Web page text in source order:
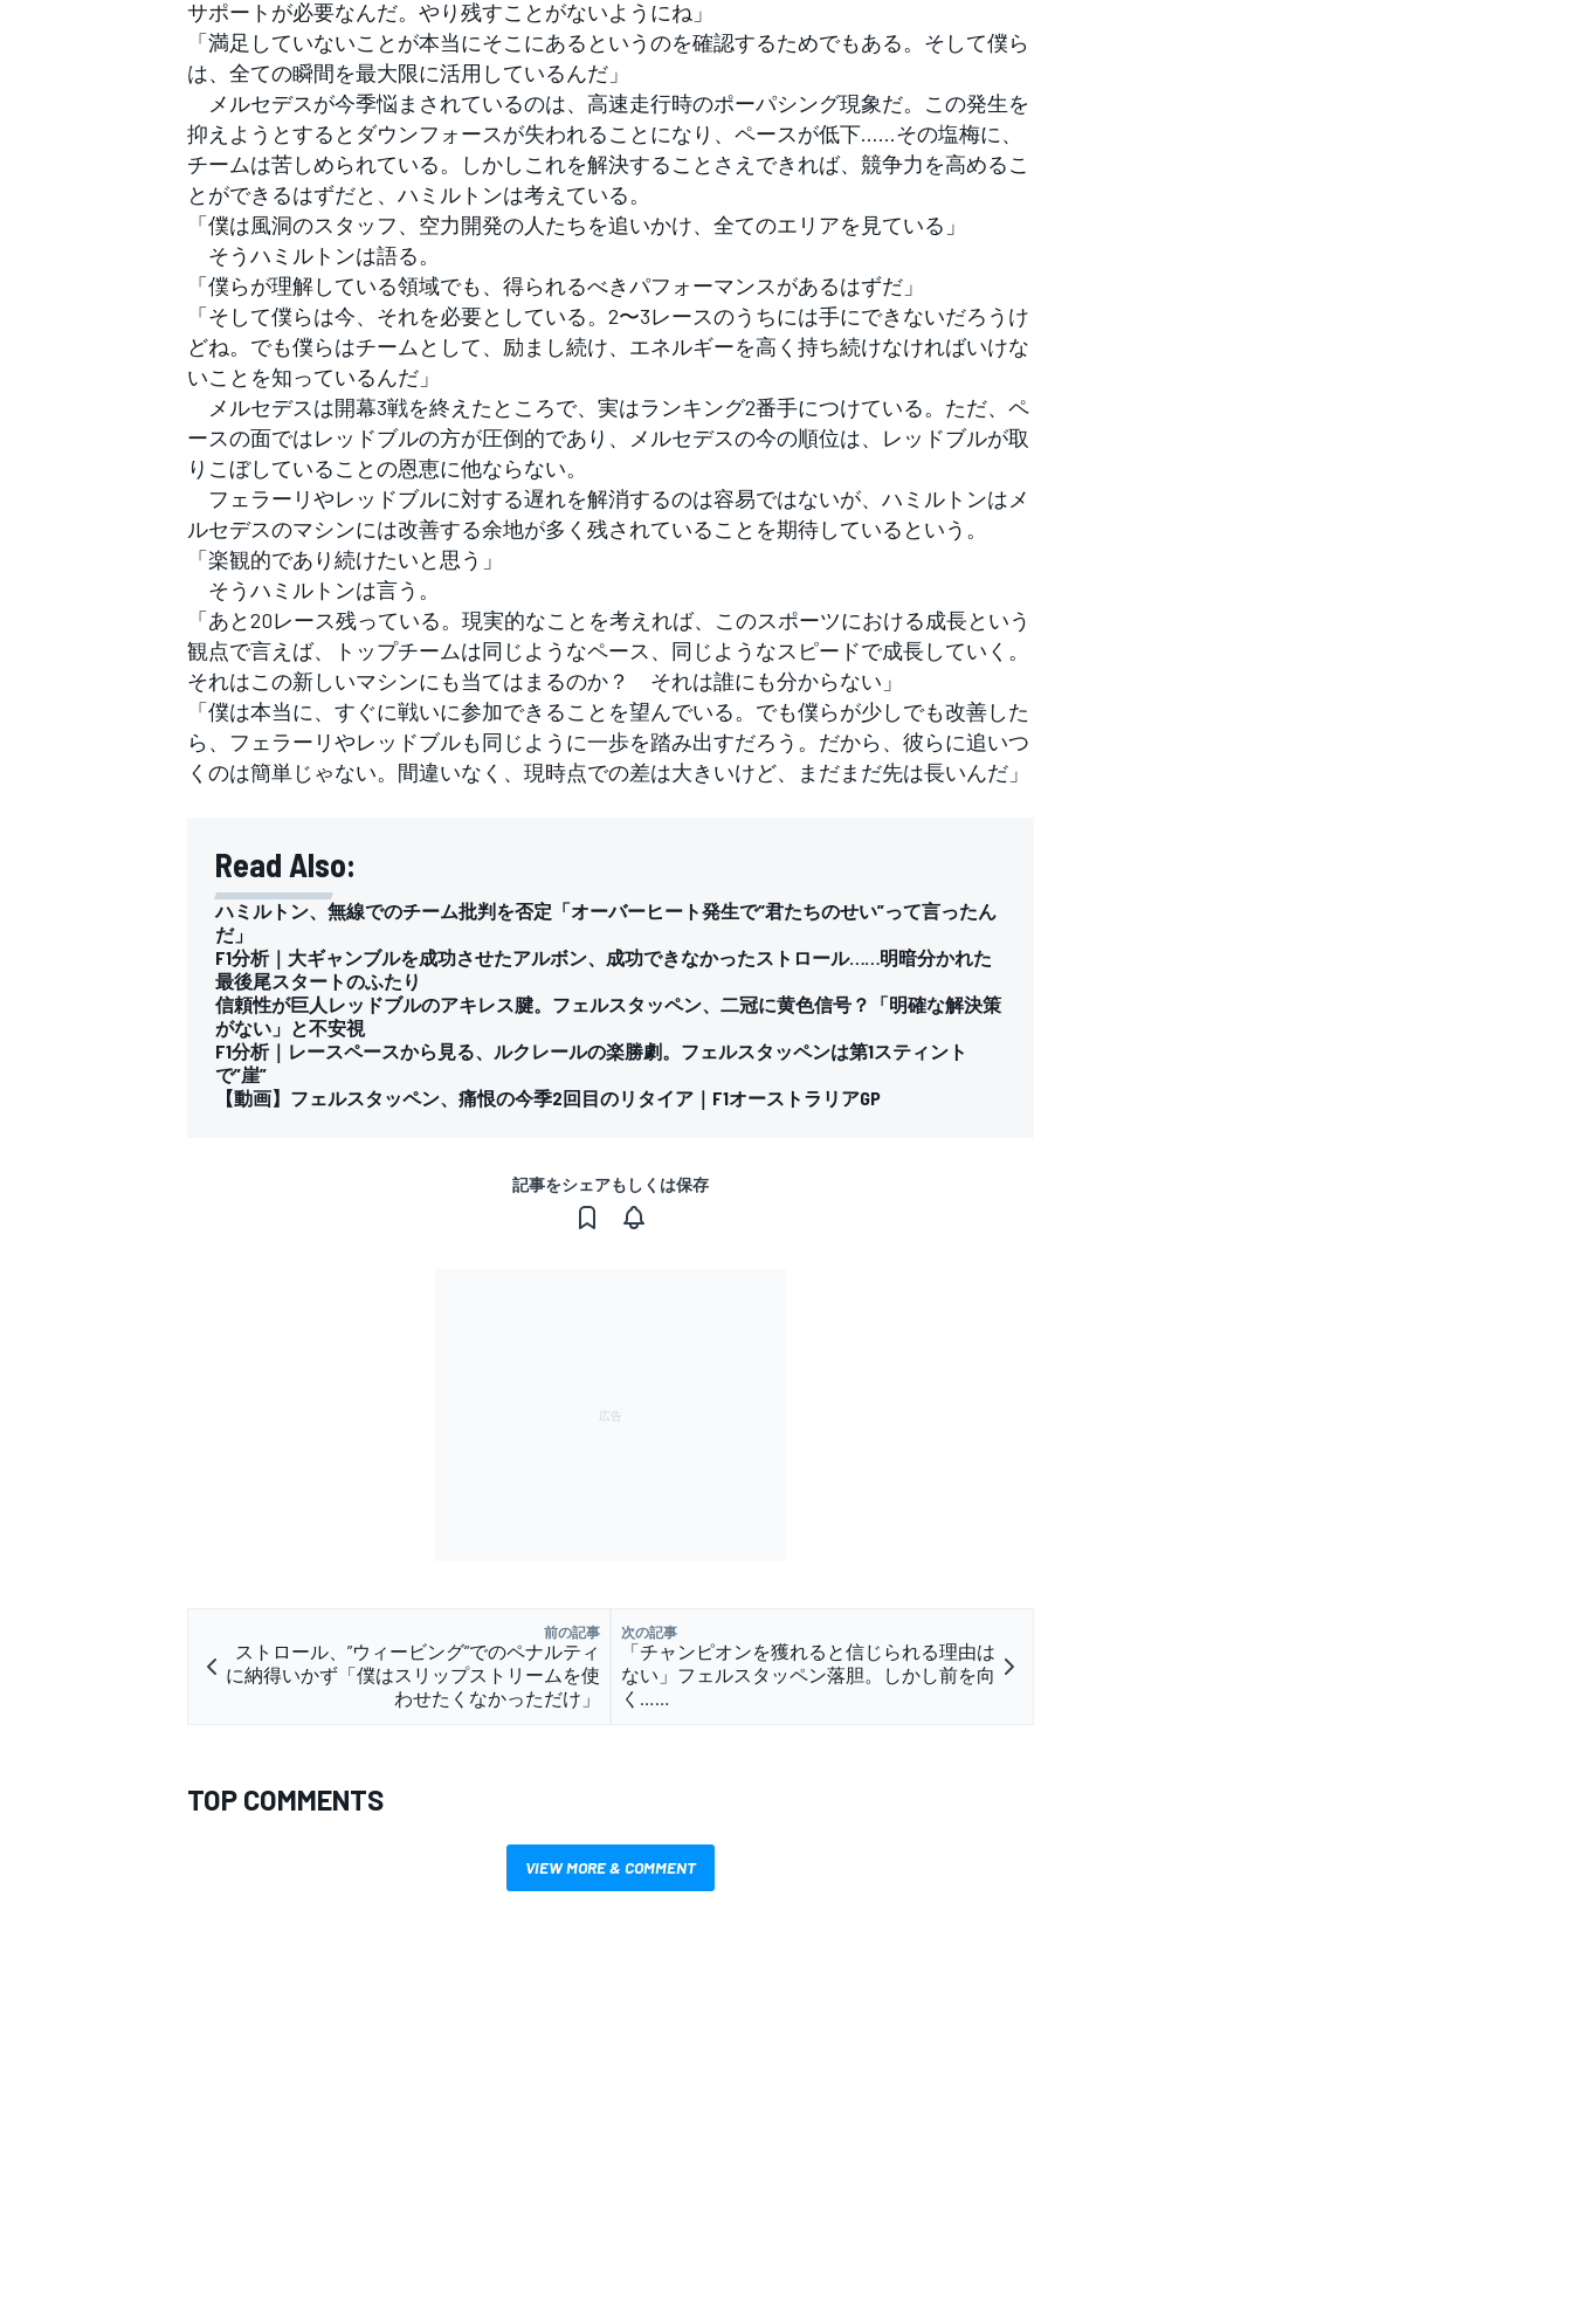
すべてのカテゴリー
サポートが必要なんだ。やり残すことがないようにね」
「満足していないことが本当にそこにあるというのを確認するためでもある。そして僕ら
は、全ての瞬間を最大限に活用しているんだ」
メルセデスが今季悩まされているのは、高速走行時のポーパシング現象だ。この発生を
抑えようとするとダウンフォースが失われることになり、ペースが低下……その塩梅に、
チームは苦しめられている。しかしこれを解決することさえできれば、競争力を高めるこ
とができるはずだと、ハミルトンは考えている。
「僕は風洞のスタッフ、空力開発の人たちを追いかけ、全てのエリアを見ている」
そうハミルトンは語る。
「僕らが理解している領域でも、得られるべきパフォーマンスがあるはずだ」
「そして僕らは今、それを必要としている。2〜3レースのうちには手にできないだろうけ
どね。でも僕らはチームとして、励まし続け、エネルギーを高く持ち続けなければいけな
いことを知っているんだ」
メルセデスは開幕3戦を終えたところで、実はランキング2番手につけている。ただ、ペ
ースの面ではレッドブルの方が圧倒的であり、メルセデスの今の順位は、レッドブルが取
りこぼしていることの恩恵に他ならない。
フェラーリやレッドブルに対する遅れを解消するのは容易ではないが、ハミルトンはメ
ルセデスのマシンには改善する余地が多く残されていることを期待しているという。
「楽観的であり続けたいと思う」
そうハミルトンは言う。
「あと20レース残っている。現実的なことを考えれば、このスポーツにおける成長という
観点で言えば、トップチームは同じようなペース、同じようなスピードで成長していく。
それはこの新しいマシンにも当てはまるのか？ それは誰にも分からない」
「僕は本当に、すぐに戦いに参加できることを望んでいる。でも僕らが少しでも改善した
ら、フェラーリやレッドブルも同じように一歩を踏み出すだろう。だから、彼らに追いつ
くのは簡単じゃない。間違いなく、現時点での差は大きいけど、まだまだ先は長いんだ」
Read Also:
ハミルトン、無線でのチーム批判を否定「オーバーヒート発生で“君たちのせい”って言ったん
だ」
F1分析｜大ギャンブルを成功させたアルボン、成功できなかったストロール……明暗分かれた
最後尾スタートのふたり
信頼性が巨人レッドブルのアキレス腱。フェルスタッペン、二冠に黄色信号？「明確な解決策
がない」と不安視
F1分析｜レースペースから見る、ルクレールの楽勝劇。フェルスタッペンは第1スティント
で”崖”
【動画】フェルスタッペン、痛恨の今季2回目のリタイア｜F1オーストラリアGP
記事をシェアもしくは保存
前の記事
ストロール、”ウィービング”でのペナルティ
に納得いかず「僕はスリップストリームを使
わせたくなかっただけ」
次の記事
「チャンピオンを獲れると信じられる理由は
ない」フェルスタッペン落胆。しかし前を向
く……
TOP COMMENTS
VIEW MORE & COMMENT